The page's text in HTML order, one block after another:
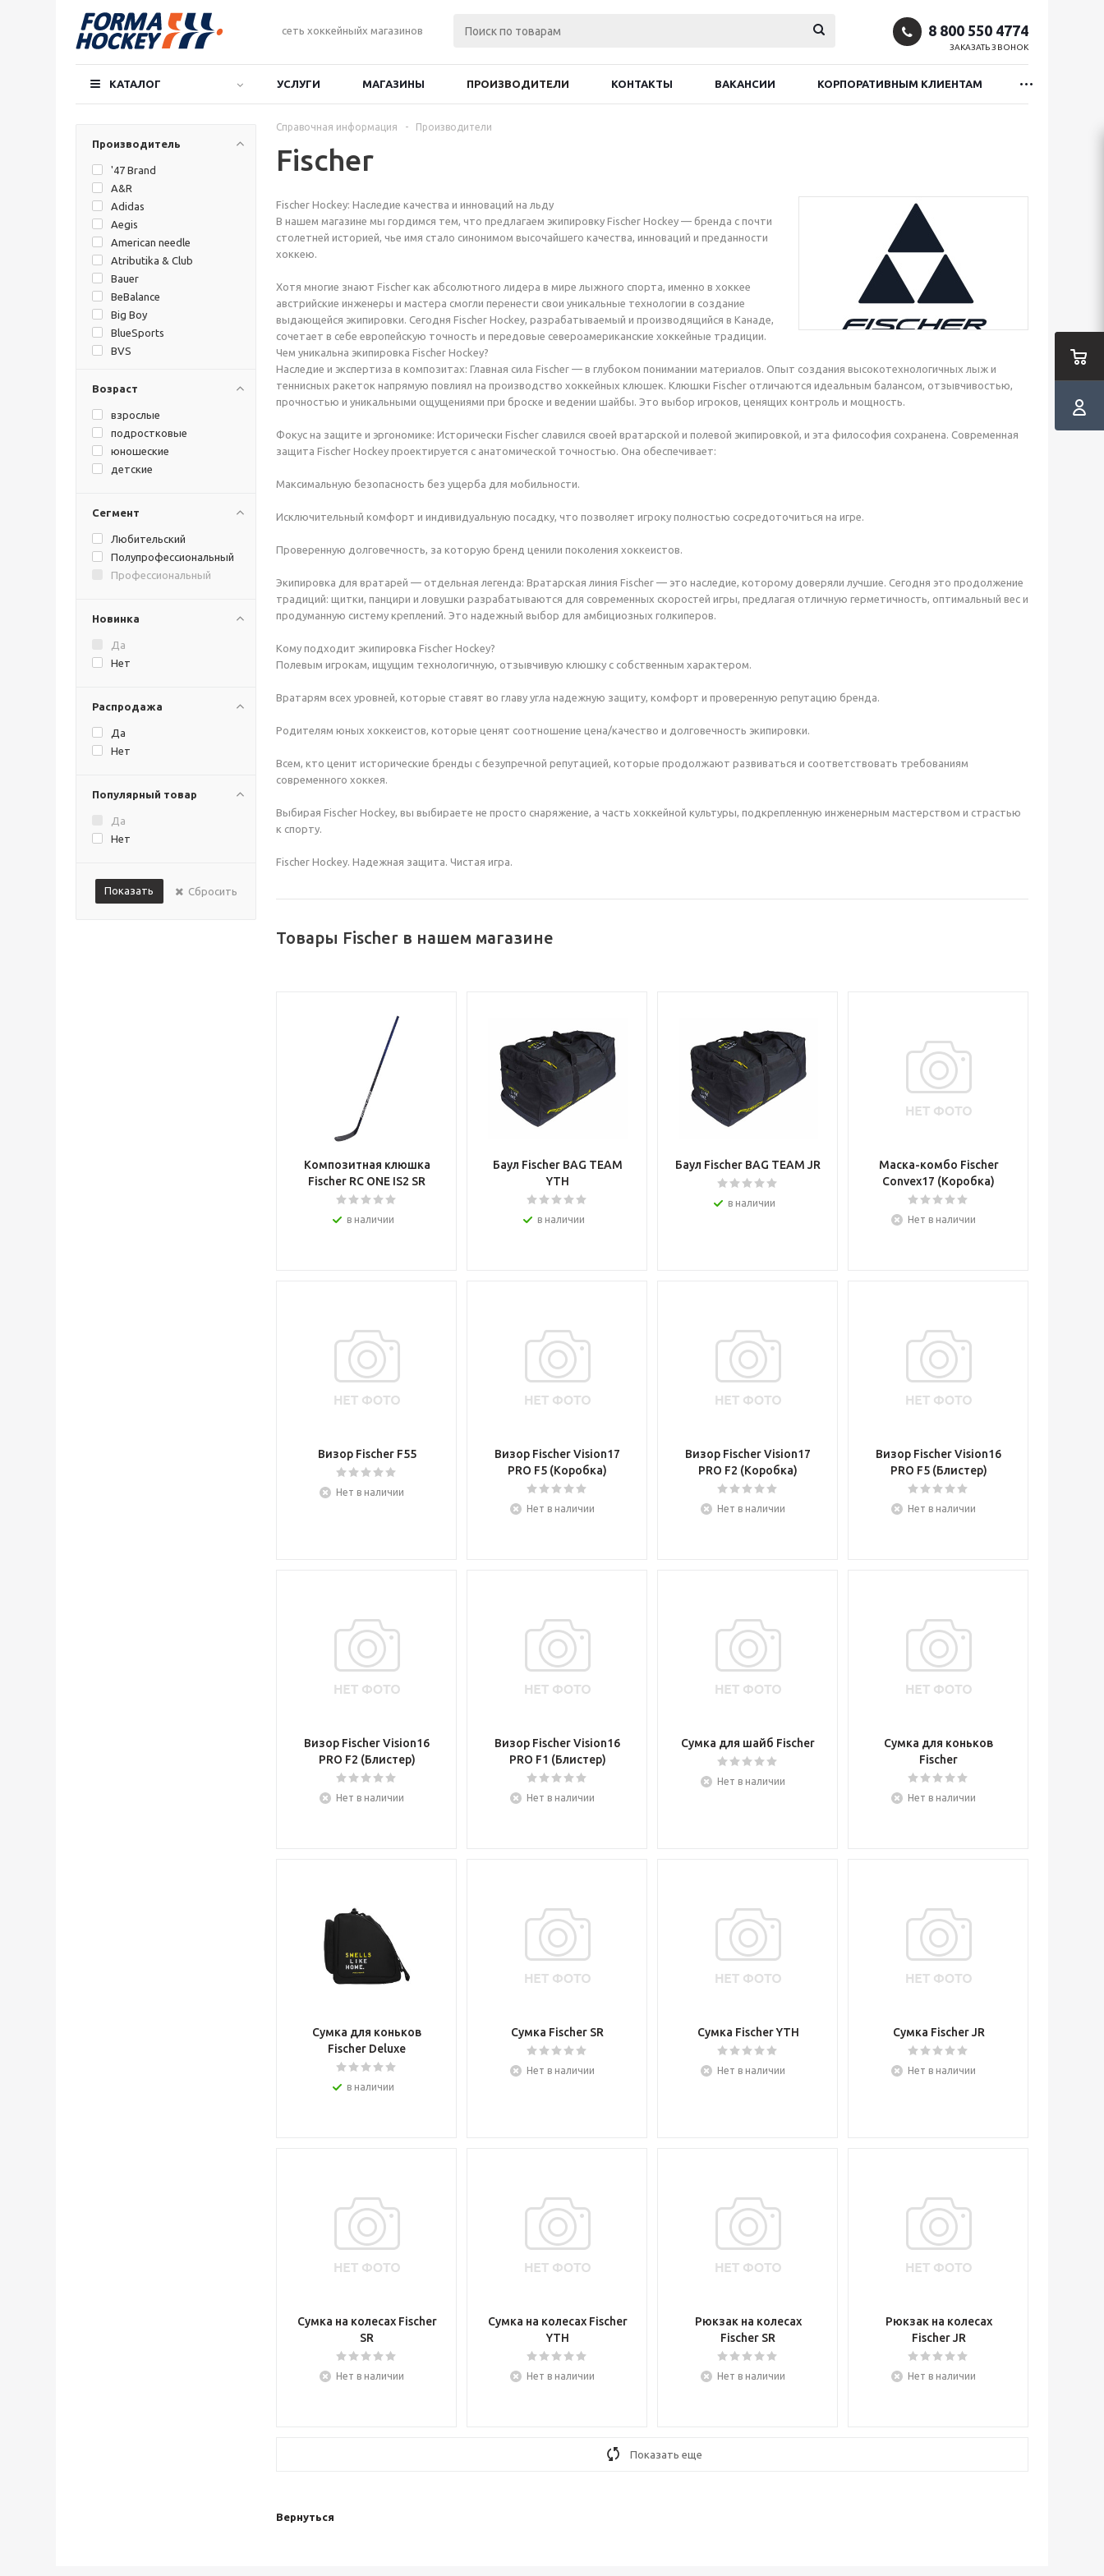
сеть хоккейныйх магазинов 8 800 550 4774
ЗАКАЗАТЬ ЗВОНОК
КАТАЛОГ УСЛУГИ МАГАЗИНЫ ПРОИЗВОДИТЕЛИ КОНТАКТЫ ВАКАНСИИ КОРПОРАТИВНЫМ КЛИЕНТАМ
Производитель
'47 Brand
A&R
Adidas
Aegis
American needle
Atributika & Club
Bauer
BeBalance
Big Boy
BlueSports
BVS
CCM
Dribling
Easton
Epic Sport
Frontier
Goorin Brothers
Hejduk
Helmetex
Howies
IceArmor
Isostar
Jackson
Mad Guy
MarkHockey
Nike
PRIME
Возраст
взрослые
подростковые
юношеские
детские
Сегмент
Любительский
Полупрофессиональный
Профессиональный
Новинка
Да
Нет
Распродажа
Да
Нет
Популярный товар
Да
Нет
Сбросить
Справочная информация - Производители
Fischer
Fischer Hockey: Наследие качества и инноваций на льду
В нашем магазине мы гордимся тем, что предлагаем экипировку Fischer Hockey — бренда с почти
столетней историей, чье имя стало синонимом высочайшего качества, инноваций и преданности
хоккею.
Хотя многие знают Fischer как абсолютного лидера в мире лыжного спорта, именно в хоккее
австрийские инженеры и мастера смогли перенести свои уникальные технологии в создание
выдающейся экипировки. Сегодня Fischer Hockey, разрабатываемый и производящийся в Канаде,
сочетает в себе европейскую точность и передовые североамериканские хоккейные традиции.
Чем уникальна экипировка Fischer Hockey?
Наследие и экспертиза в композитах: Главная сила Fischer — в глубоком понимании материалов. Опыт создания высокотехнологичных лыж и
теннисных ракеток напрямую повлиял на производство хоккейных клюшек. Клюшки Fischer отличаются идеальным балансом, отзывчивостью,
прочностью и уникальными ощущениями при броске и ведении шайбы. Это выбор игроков, ценящих контроль и мощность.
Фокус на защите и эргономике: Исторически Fischer славился своей вратарской и полевой экипировкой, и эта философия сохранена. Современная
защита Fischer Hockey проектируется с анатомической точностью. Она обеспечивает:
Максимальную безопасность без ущерба для мобильности.
Исключительный комфорт и индивидуальную посадку, что позволяет игроку полностью сосредоточиться на игре.
Проверенную долговечность, за которую бренд ценили поколения хоккеистов.
Экипировка для вратарей — отдельная легенда: Вратарская линия Fischer — это наследие, которому доверяли лучшие. Сегодня это продолжение
традиций: щитки, панцири и ловушки разрабатываются для современных скоростей игры, предлагая отличную герметичность, оптимальный вес и
продуманную систему креплений. Это надежный выбор для амбициозных голкиперов.
Кому подходит экипировка Fischer Hockey?
Полевым игрокам, ищущим технологичную, отзывчивую клюшку с собственным характером.
Вратарям всех уровней, которые ставят во главу угла надежную защиту, комфорт и проверенную репутацию бренда.
Родителям юных хоккеистов, которые ценят соотношение цена/качество и долговечность экипировки.
Всем, кто ценит исторические бренды с безупречной репутацией, которые продолжают развиваться и соответствовать требованиям
современного хоккея.
Выбирая Fischer Hockey, вы выбираете не просто снаряжение, а часть хоккейной культуры, подкрепленную инженерным мастерством и страстью
к спорту.
Fischer Hockey. Надежная защита. Чистая игра.
Товары Fischer в нашем магазине
Композитная клюшка
Fischer RC ONE IS2 SR
в наличии
Баул Fischer BAG TEAM
YTH
в наличии
Баул Fischer BAG TEAM JR
в наличии
Маска-комбо Fischer
Convex17 (Коробка)
Нет в наличии
Визор Fischer F55
Нет в наличии
Визор Fischer Vision17
PRO F5 (Коробка)
Нет в наличии
Визор Fischer Vision17
PRO F2 (Коробка)
Нет в наличии
Визор Fischer Vision16
PRO F5 (Блистер)
Нет в наличии
Визор Fischer Vision16
PRO F2 (Блистер)
Нет в наличии
Визор Fischer Vision16
PRO F1 (Блистер)
Нет в наличии
Сумка для шайб Fischer
Нет в наличии
Сумка для коньков
Fischer
Нет в наличии
Сумка для коньков
Fischer Deluxe
в наличии
Сумка Fischer SR
Нет в наличии
Сумка Fischer YTH
Нет в наличии
Сумка Fischer JR
Нет в наличии
Сумка на колесах Fischer
SR
Нет в наличии
Сумка на колесах Fischer
YTH
Нет в наличии
Рюкзак на колесах
Fischer SR
Нет в наличии
Рюкзак на колесах
Fischer JR
Нет в наличии
Показать еще
Вернуться